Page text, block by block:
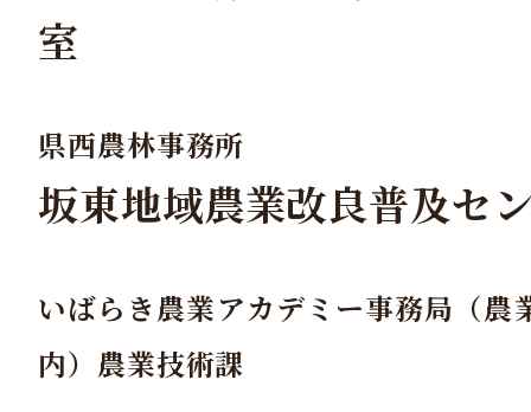
室
県西農林事務所
坂東地域農業改良普及セ
いばらき農業アカデミー事務局（農
内）農業技術課